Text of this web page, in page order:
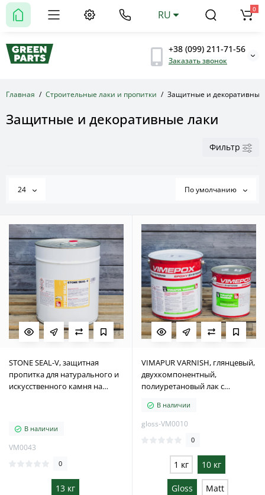
+38 (099) 211-71-56
Заказать звонок
RU 0
Главная Строительные лаки и пропитки Защитные и декоративные
Защитные и декоративные лаки
Фильтр
24 По умолчанию
STONE SEAL-V, защитная
пропитка для натурального и
искусственного камня на
В наличии
VM0043
0
13 кг
VIMAPUR VARNISH, глянцевый,
двухкомпонентный,
полиуретановый лак с
В наличии
gloss-VM0010
0
1 кг 10 кг
Gloss Matt